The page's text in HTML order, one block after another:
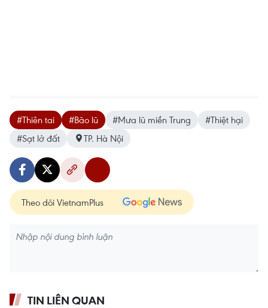
#Thiên tai #Bão lũ #Mưa lũ miền Trung
#Thiệt hại
#Sạt lở đất
TP. Hà Nội
Theo dõi VietnamPlus
TIN LIÊN QUAN